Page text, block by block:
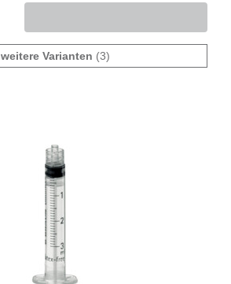
weitere Varianten (3)